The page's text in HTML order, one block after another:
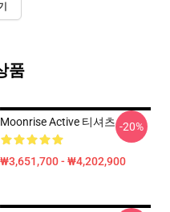
품
Moonrise Active 티셔츠
₩3,651,700 - ₩4,202,900
-20%